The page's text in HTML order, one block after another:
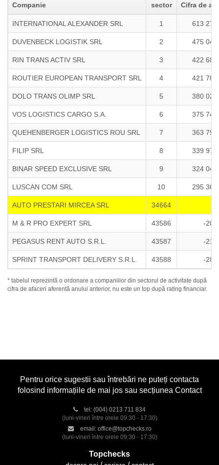
Companie
sector
Cifra de
INTERNATIONAL ALEXANDER SRL 1 613 270
DUVENBECK LOGISTIK SRL 2 475 042
RIN TRANS ACTIV SRL 3 422 683
ROUTIER EUROPEAN TRANSPORT SRL 4 421 782
DOLO TRANS OLIMP SRL 5 380 023
VOS LOGISTICS CARGO S.A. 6 375 749
QUEHENBERGER LOGISTICS ROU SRL 7 363 796
FILIP SRL 8 339 972
BINAR SPEED EXCLUSIVE SRL 9 324 048
LUSCAN COM SRL 10 295
AUTO PRESTARI MIRCEA SRL 34664
M & R PRO EXPERT SRL 43586 -200
PEGASUS RENT AUTO S.R.L. 43587 -212
SPRINT TRANSPORT DELIVERY S.R.L. 43588 -283
* tabelul reprezintă o ordonare a companiilor din sectorul de activitate după
cifra de afaceri aferentă anului anterior, nu este un top după rating financiar.
Pentru orice sugestii sau întrebări ne puteți contacta
folosind informațiile de mai jos sau secțiunea Contact
tel: (004) 0213 711 834
(luni-vineri între orele 09:30 - 17:30)
email: office@topchecks.ro
(luni-vineri între orele 09:30 - 17:30)
Topchecks